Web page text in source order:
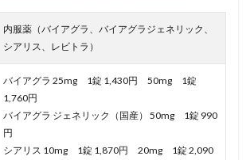
内服薬（バイアグラ、バイアグラジェネリック、
シアリス、レビトラ）
バイアグラ 25mg 1錠 1,430円 50mg 1錠
1,760円
バイアグラ ジェネリック（国産） 50mg 1錠 990
円
シアリス 10mg 1錠 1,870円 20mg 1錠 2,090